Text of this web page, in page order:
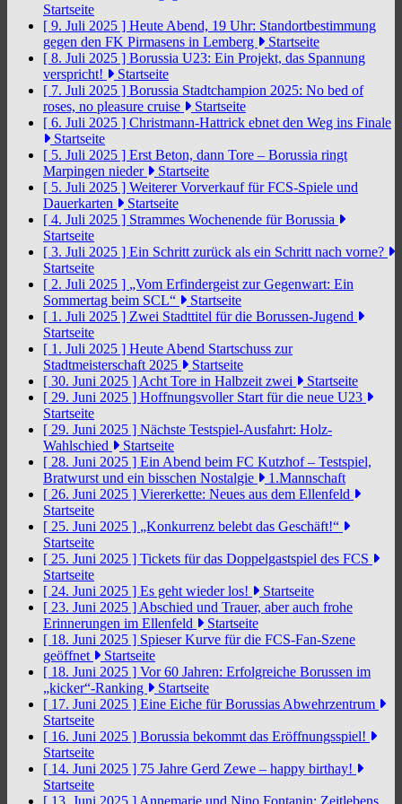
Startseite
[ 9. Juli 2025 ] Heute Abend, 19 Uhr: Standortbestimmung
gegen den FK Pirmasens in Lemberg
Startseite
[ 8. Juli 2025 ] Borussia U23: Ein Projekt, das Spannung
verspricht!
Startseite
[ 7. Juli 2025 ] Borussia Stadtchampion 2025: No bed of
roses, no pleasure cruise
Startseite
[ 6. Juli 2025 ] Christmann-Hattrick ebnet den Weg ins Finale
Startseite
[ 5. Juli 2025 ] Erst Beton, dann Tore – Borussia ringt
Marpingen nieder
Startseite
[ 5. Juli 2025 ] Weiterer Vorverkauf für FCS-Spiele und
Dauerkarten
Startseite
[ 4. Juli 2025 ] Strammes Wochenende für Borussia
Startseite
[ 3. Juli 2025 ] Ein Schritt zurück als ein Schritt nach vorne?
Startseite
[ 2. Juli 2025 ] „Vom Erfindergeist zur Gegenwart: Ein
Sommertag beim SCL“
Startseite
[ 1. Juli 2025 ] Zwei Stadttitel für die Borussen-Jugend
Startseite
[ 1. Juli 2025 ] Heute Abend Startschuss zur
Stadtmeisterschaft 2025
Startseite
[ 30. Juni 2025 ] Acht Tore in Halbzeit zwei
Startseite
[ 29. Juni 2025 ] Hoffnungsvoller Start für die neue U23
Startseite
[ 29. Juni 2025 ] Nächste Testspiel-Ausfahrt: Holz-
Wahlschied
Startseite
[ 28. Juni 2025 ] Ein Abend beim FC Kutzhof – Testspiel,
Bratwurst und ein bisschen Nostalgie
1.Mannschaft
[ 26. Juni 2025 ] Viererkette: Neues aus dem Ellenfeld
Startseite
[ 25. Juni 2025 ] „Konkurrenz belebt das Geschäft!“
Startseite
[ 25. Juni 2025 ] Tickets für das Doppelgastspiel des FCS
Startseite
[ 24. Juni 2025 ] Es geht wieder los!
Startseite
[ 23. Juni 2025 ] Abschied und Trauer, aber auch frohe
Erinnerungen im Ellenfeld
Startseite
[ 18. Juni 2025 ] Spieser Kurve für die FCS-Fan-Szene
geöffnet
Startseite
[ 18. Juni 2025 ] Vor 60 Jahren: Erfolgreiche Borussen im
„kicker“-Ranking
Startseite
[ 17. Juni 2025 ] Eine Eiche für Borussias Abwehrzentrum
Startseite
[ 16. Juni 2025 ] Borussia bekommt das Eröffnungsspiel!
Startseite
[ 14. Juni 2025 ] 75 Jahre Gerd Zewe – happy birthay!
Startseite
[ 13. Juni 2025 ] Annemarie und Nino Fontanin: Zeitlebens